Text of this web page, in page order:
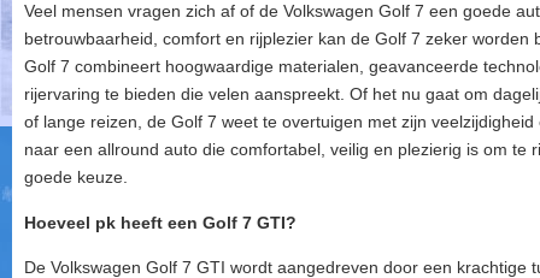
Veel mensen vragen zich af of de Volkswagen Golf 7 een goede
betrouwbaarheid, comfort en rijplezier kan de Golf 7 zeker worden
Golf 7 combineert hoogwaardige materialen, geavanceerde
rijervaring te bieden die velen aanspreekt. Of het nu gaat om
of lange reizen, de Golf 7 weet te overtuigen met zijn
naar een allround auto die comfortabel, veilig en plezierig is om te
goede keuze.
Hoeveel pk heeft een Golf 7 GTI?
De Volkswagen Golf 7 GTI wordt aangedreven door een krachtige